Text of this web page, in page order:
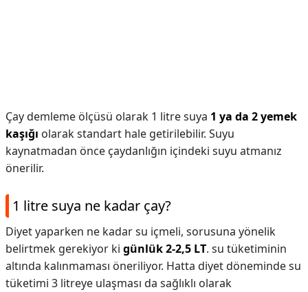
Çay demleme ölçüsü olarak 1 litre suya 1 ya da 2 yemek
kaşığı olarak standart hale getirilebilir. Suyu
kaynatmadan önce çaydanlığın içindeki suyu atmanız
önerilir.
1 litre suya ne kadar çay?
Diyet yaparken ne kadar su içmeli, sorusuna yönelik
belirtmek gerekiyor ki günlük 2-2,5 LT. su tüketiminin
altında kalınmaması öneriliyor. Hatta diyet döneminde su
tüketimi 3 litreye ulaşması da sağlıklı olarak